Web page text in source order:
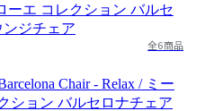
全6商品
Chair - Relax / ミー
ション バルセロナチェア